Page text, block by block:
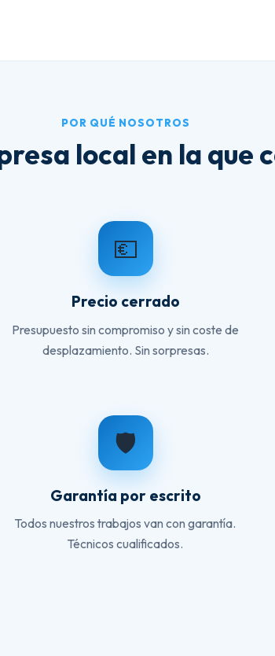
POR QUÉ NOSOTROS
local en la que
💶
Precio cerrado
Presupuesto sin compromiso y sin coste de
desplazamiento. Sin sorpresas.
🛡️
Garantía por escrito
Todos nuestros trabajos van con garantía.
Técnicos cualificados.